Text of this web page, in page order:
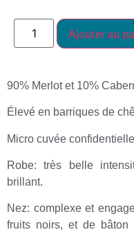
Ajouter au
90% Merlot et 10%
Élevé en barriques de
Micro cuvée
Robe: très belle
brillant.
Nez: complexe et
fruits noirs, et de